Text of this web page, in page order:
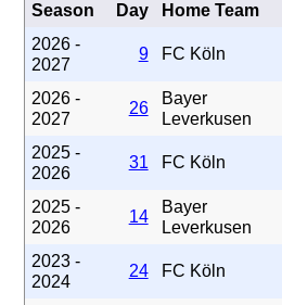
Season Day Home Team
2026 -
2027
9 FC Köln
2026 -
2027
26
Bayer
Leverkusen
2025 -
2026
31 FC Köln
2025 -
2026
14
Bayer
Leverkusen
2023 -
2024
24 FC Köln